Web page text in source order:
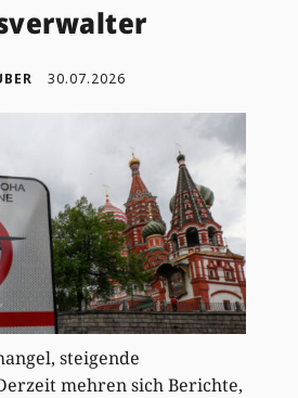
30.07.2026
steigende
mehren sich Berichte,